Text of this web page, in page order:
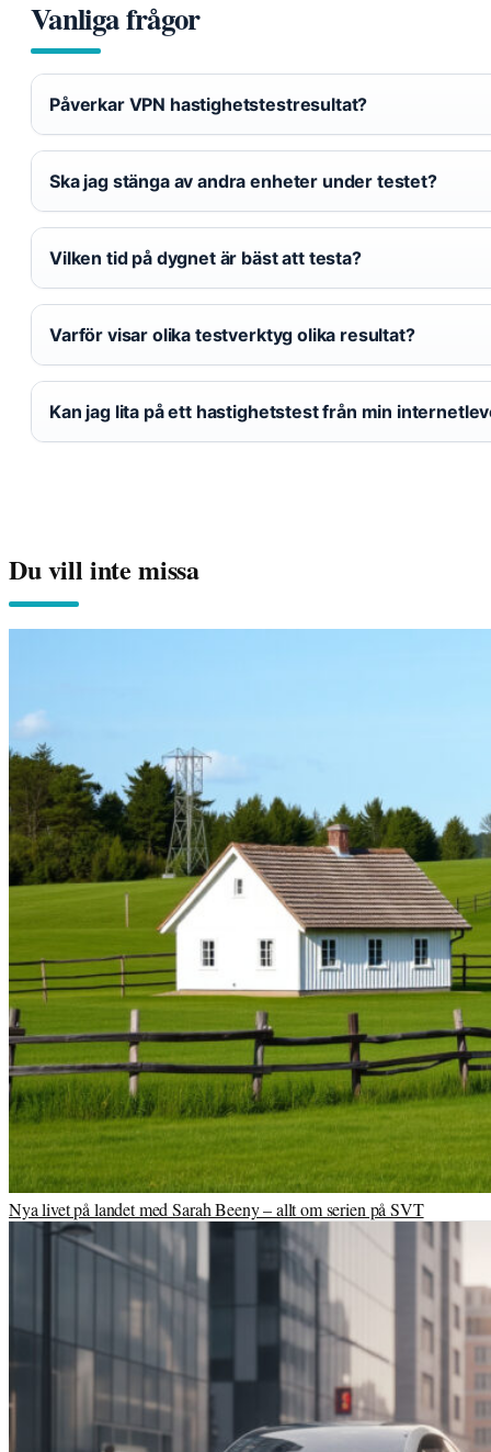
Vanliga frågor
Påverkar VPN hastighetstestresultat?
Ska jag stänga av andra enheter under testet?
Vilken tid på dygnet är bäst att testa?
Varför visar olika testverktyg olika resultat?
Kan jag lita på ett hastighetstest från min
Du vill inte missa
Nya livet på landet med Sarah Beeny – allt om serien på SVT